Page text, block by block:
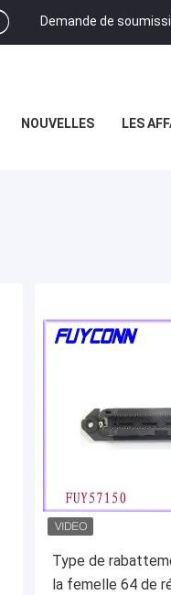
Demande de
NOUVELLES LES
Type de
la femelle 64 de